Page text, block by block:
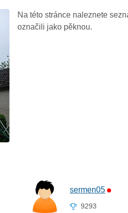
Na této stránce naleznete
označili jako pěknou.
sermen05
9293